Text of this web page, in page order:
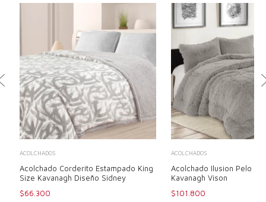
ACOLCHADOS
Acolchado Corderito Estampado King
Size Kavanagh Diseño Sidney
$66.300
ACOLCHADOS
Acolchado Ilusion Pelo
Kavanagh Vison
$101.800